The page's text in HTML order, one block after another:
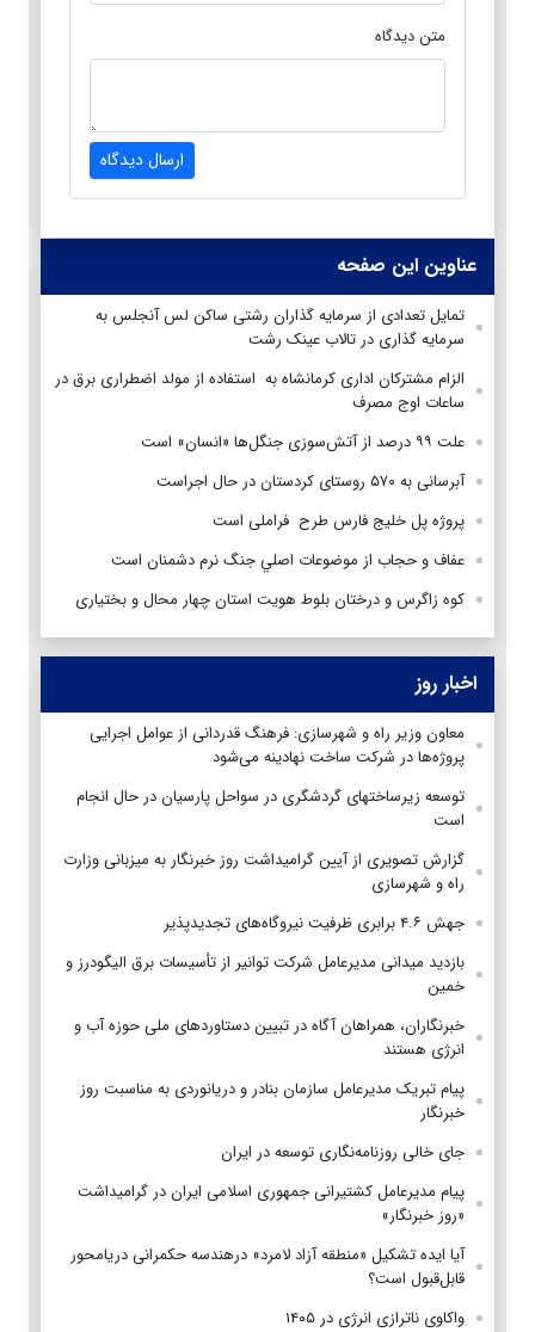
متن دیدگاه
ارسال دیدگاه
عناوین این صفحه
تمایل تعدادی از سرمایه گذاران رشتی ساکن لس آنجلس به
سرمایه گذاری در تالاب عینک رشت
الزام مشترکان اداری کرمانشاه به استفاده از مولد اضطراری برق در
ساعات اوج مصرف
علت ۹۹ درصد از آتش‌سوزی جنگل‌ها «انسان» است
آبرسانی به ۵۷۰ روستای کردستان در حال اجراست
پروژه پل خلیج فارس طرح فراملی است
عفاف و حجاب از موضوعات اصلي جنگ نرم دشمنان است ‏
کوه زاگرس و درختان بلوط هویت استان چهار محال و بختیاری
اخبار روز
معاون وزیر راه و شهرسازی: فرهنگ قدردانی از عوامل اجرایی
پروژه‌ها در شرکت ساخت نهادینه می‌شود
توسعه زیرساختهای گردشگری در سواحل پارسیان در حال انجام
است
گزارش تصویری از آیین گرامیداشت روز خبرنگار به میزبانی وزارت
راه و شهرسازی
جهش ۴.۶ برابری ظرفیت نیروگاه‌های تجدیدپذیر
بازدید میدانی مدیرعامل شرکت توانیر از تأسیسات برق الیگودرز و
خمین
خبرنگاران، همراهان آگاه در تبیین دستاوردهای ملی حوزه آب و
انرژی هستند
پیام تبریک مدیرعامل سازمان بنادر و دریانوردی به مناسبت روز
خبرنگار
جای خالی روزنامه‌نگاری توسعه در ایران
پیام مدیرعامل کشتیرانی جمهوری اسلامی ایران در گرامیداشت
«روز خبرنگار»
آیا ایده تشکیل «منطقه آزاد لامرد» درهندسه حکمرانی دریامحور
قابل‌قبول است؟
واکاوی ناترازی انرژی در ۱۴۰۵